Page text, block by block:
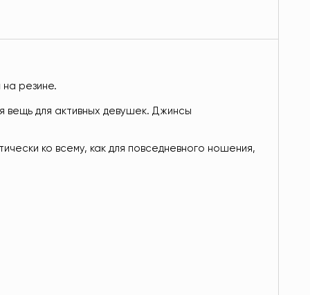
резине.
вещь для активных девушек. Джинсы
ко всему, как для повседневного ношения,